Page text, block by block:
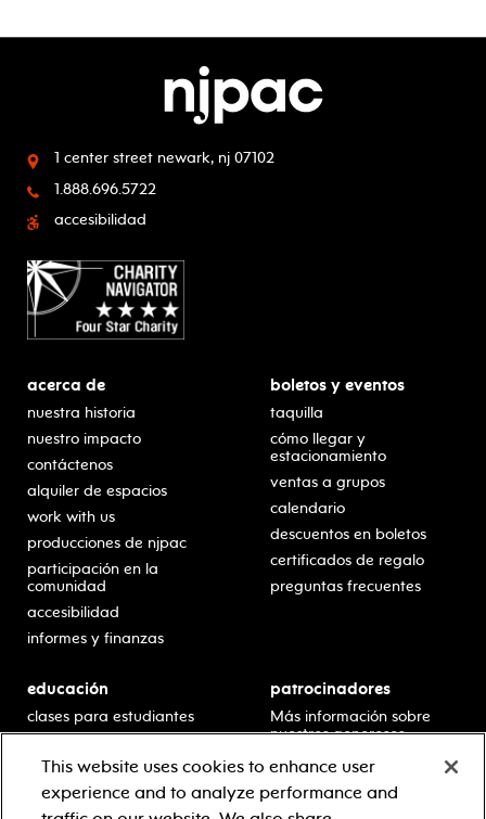
1 center street newark, nj 07102
1.888.696.5722
accesibilidad
acerca de
nuestra historia
nuestro impacto
contáctenos
alquiler de espacios
work with us
producciones de njpac
participación en la
comunidad
accesibilidad
informes y finanzas
boletos y eventos
taquilla
cómo llegar y
estacionamiento
ventas a grupos
calendario
descuentos en boletos
certificados de regalo
preguntas frecuentes
educación
clases para estudiantes
escolar
residencias en escuelas
desarrollo profesional
patrocinadores
Más información sobre
nuestros generosos
This website uses cookies to enhance user
experience and to analyze performance and